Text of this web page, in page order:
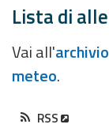
Bollettini
Valanghe
Monitoraggio
Lista di
Vai all'
meteo.
RSS